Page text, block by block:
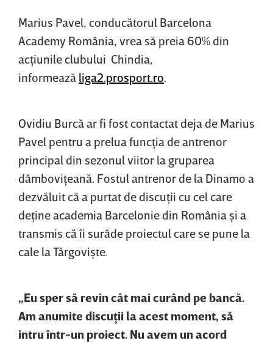
Marius Pavel, conducătorul Barcelona
Academy România, vrea să preia 60% din
acţiunile clubului Chindia,
informează liga2.prosport.ro.
Ovidiu Burcă ar fi fost contactat deja de Marius
Pavel pentru a prelua funcţia de antrenor
principal din sezonul viitor la gruparea
dâmboviţeană. Fostul antrenor de la Dinamo a
dezvăluit că a purtat de discuţii cu cel care
deţine academia Barcelonie din România şi a
transmis că îi surâde proiectul care se pune la
cale la Târgovişte.
„Eu sper să revin cât mai curând pe bancă.
Am anumite discuţii la acest moment, să
intru într-un proiect. Nu avem un acord